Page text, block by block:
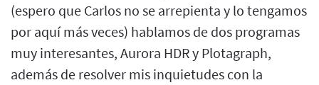
(espero que Carlos no se arrepienta y lo tengamos
por aquí más veces) hablamos de dos programas
muy interesantes, Aurora HDR y Plotagraph,
además de resolver mis inquietudes con la